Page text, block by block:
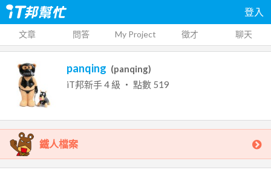
登入
文章 問答 My Project 徵才 聊天
panqing (panqing)
iT邦新手4 級 ‧ 點數 519
鐵人檔案